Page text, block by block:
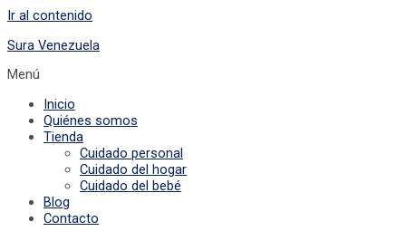
Ir al contenido
Sura Venezuela
Menú
Inicio
Quiénes somos
Tienda
Cuidado personal
Cuidado del hogar
Cuidado del bebé
Blog
Contacto